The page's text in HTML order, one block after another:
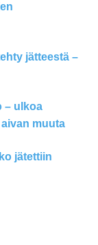
jätteestä –
– ulkoa
muuta
jätettiin